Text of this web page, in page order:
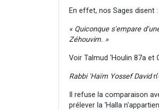
En effet, nos Sages disent :
« Quiconque s'empare
Zéhouvim. »
Voir Talmud ‘Houlin 87a et
Rabbi 'Haïm Yossef David
Il refuse la comparaison
prélever la ‘Halla